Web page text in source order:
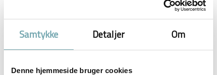
Samtykke Detaljer Om
Denne hjemmeside bruger cookies